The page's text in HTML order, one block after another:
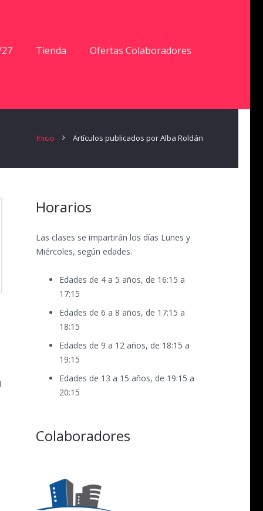
Tienda Ofertas Colaboradores
Inicio Artículos publicados por Alba Roldán
Horarios
Las clases se impartirán los días Lunes y
Miércoles, según edades.
Edades de 4 a 5 años, de 16:15 a
17:15
Edades de 6 a 8 años, de 17:15 a
18:15
Edades de 9 a 12 años, de 18:15 a
19:15
Edades de 13 a 15 años, de 19:15 a
20:15
Colaboradores